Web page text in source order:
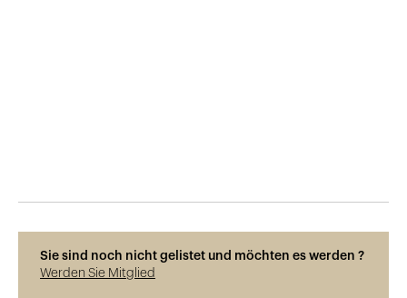
Sie sind noch nicht gelistet und möchten es werden ?
Werden Sie Mitglied